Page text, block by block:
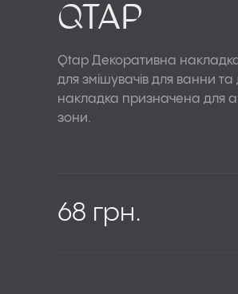
Qtap
Qtap Декоративна накладка
для змішувачів для ванни
накладка призначена для
зони.
68 грн.